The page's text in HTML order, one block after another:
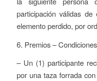
participación válidas
elemento perdido, por
6. Premios –
– Un (1) participante
por una taza forrada